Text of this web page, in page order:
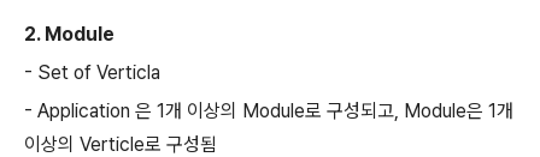
2. Module
- Set of Verticla
- Application 은 1개 이상의 Module로 구성되고, Module은 1개
이상의 Verticle로 구성됨